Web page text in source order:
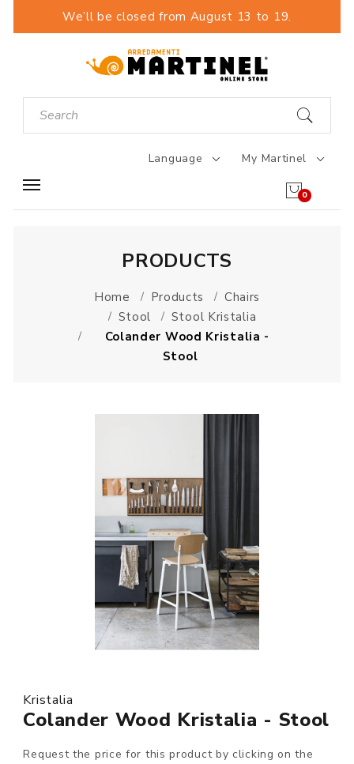
We’ll be closed from August 13 to 19.
Language My Martinel
0
PRODUCTS
Home Products
Chairs
Stool
Stool Kristalia
Colander Wood Kristalia -
Stool
Kristalia
Colander Wood Kristalia - Stool
Request the price for this product by clicking on the